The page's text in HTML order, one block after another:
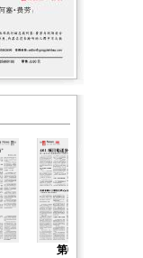
第04版